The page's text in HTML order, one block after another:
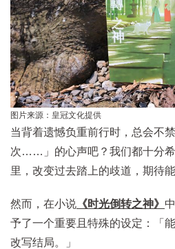
图片来源：皇冠文化提供
当背着遗憾负重前行时，总会不
次……」的心声吧？我们都十分
里，改变过去踏上的歧道，期待
然而，在小说 《时光倒转之神》
予了一个重要且特殊的设定：「
改写结局。」